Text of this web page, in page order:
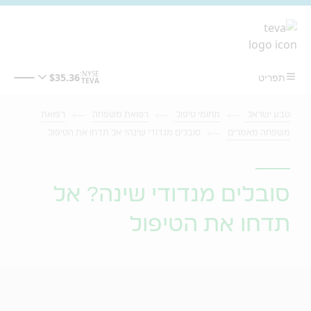
סובלים מנדודי שינה? אל
תדחו את הטיפול